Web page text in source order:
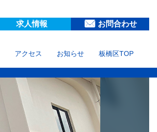
求人情報 お問合わせ
アクセス お知らせ 板橋区TOP